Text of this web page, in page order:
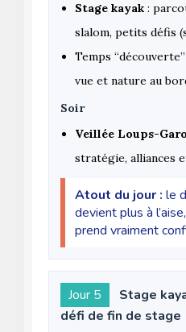
Stage kayak :
slalom, petits défis
Temps
vue et nature au
Soir
Veillée Loups-
stratégie, alliances
Atout du jour : le
devient plus à
prend vraiment
Jour 5
Stage
défi de fin de stage